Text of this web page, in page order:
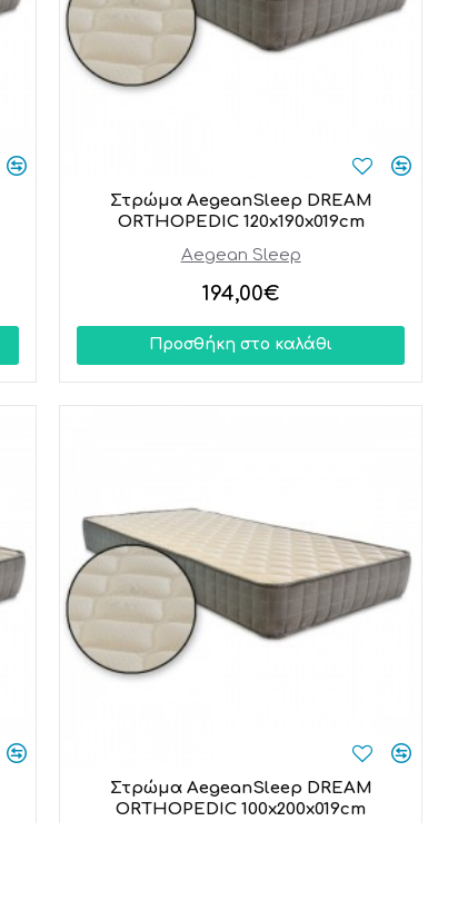
Aegean Sleep
Στρώμα AegeanSleep DREAM
ORTHOPEDIC 120x190x019cm
194,00€
Προσθήκη στο καλάθι
Στρώμα AegeanSleep DREAM
ORTHOPEDIC 100x200x019cm